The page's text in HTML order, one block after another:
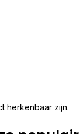
herkenbaar zijn.